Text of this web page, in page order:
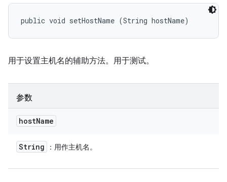
public void setHostName (String hostName)
用于设置主机名的辅助方法。用于测试。
参数
hostName
String ：用作主机名。